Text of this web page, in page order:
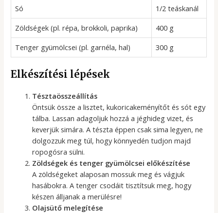
Só
1/2 teáskanál
Zöldségek (pl. répa, brokkoli, paprika)
400 g
Tenger gyümölcsei (pl. garnéla, hal)
300 g
Elkészítési lépések
Tésztaösszeállítás
Öntsük össze a lisztet, kukoricakeményítőt és sót egy
tálba. Lassan adagoljuk hozzá a jéghideg vizet, és
keverjük simára. A tészta éppen csak sima legyen, ne
dolgozzuk meg túl, hogy könnyedén tudjon majd
ropogósra sülni.
Zöldségek és tenger gyümölcsei előkészítése
A zöldségeket alaposan mossuk meg és vágjuk
hasábokra. A tenger csodáit tisztítsuk meg, hogy
készen álljanak a merülésre!
Olajsütő melegítése